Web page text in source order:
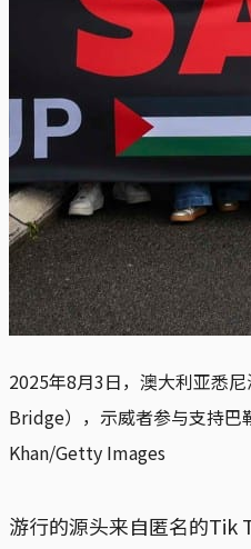
2025年8月3日，澳大利亚悉
Bridge），示威者参与支持巴
Khan/Getty Images
游行的源头来自匿名的Tik